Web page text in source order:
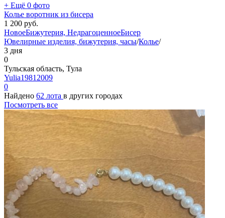
+ Ещё 0 фото
Колье воротник из бисера
1 200 руб.
НовоеБижутерия, НедрагоценноеБисер
Ювелирные изделия, бижутерия, часы/Колье/
3 дня
0
Тульская область, Тула
Yulia19812009
0
Найдено 62 лота в других городах
Посмотреть все